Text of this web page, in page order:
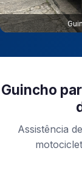
Guincho
Assistência